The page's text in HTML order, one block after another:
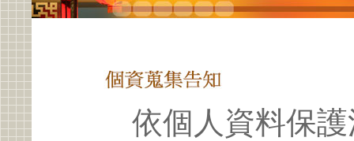
依個人資料保